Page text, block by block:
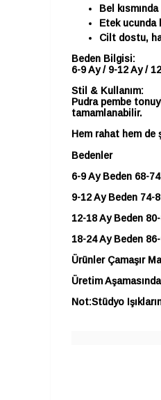
Bel
Etek ucunda
Cilt dostu,
Beden Bilgisi:
6-9 Ay / 9-12 Ay /
Stil & Kullanım:
Pudra pembe
tamamlanabilir.
Hem rahat hem de
Bedenler
6-9 Ay Beden 68-
9-12 Ay Beden 74-
12-18 Ay Beden
18-24 Ay Beden
Ürünler Çamaşır
Üretim
Not:Stüdyo